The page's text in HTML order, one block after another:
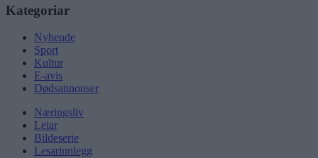
Kategoriar
Nyhende
Sport
Kultur
E-avis
Dødsannonser
Næringsliv
Leiar
Bildeserie
Lesarinnlegg